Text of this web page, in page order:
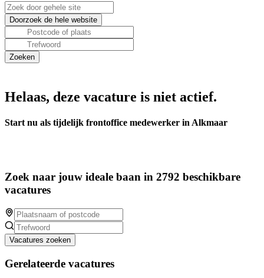
Helaas, deze vacature is niet actief.
Start nu als tijdelijk frontoffice medewerker in Alkmaar
Zoek naar jouw ideale baan in 2792 beschikbare
vacatures
Vacatures zoeken
Gerelateerde vacatures